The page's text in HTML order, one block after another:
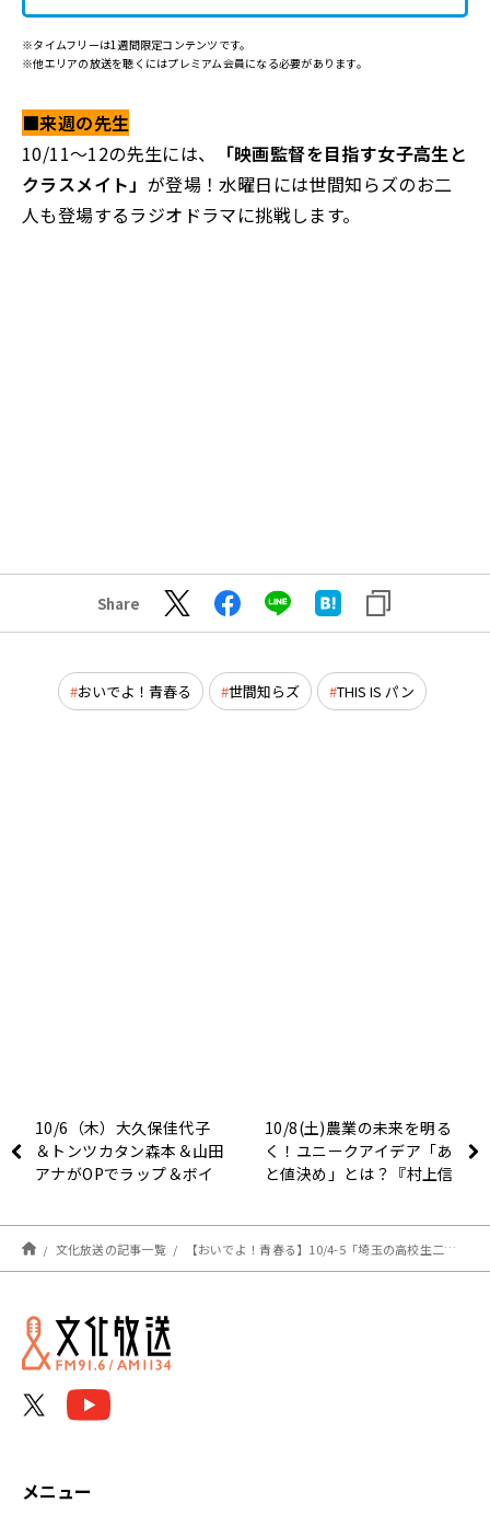
※タイムフリーは1週間限定コンテンツです。
※他エリアの放送を聴くにはプレミアム会員になる必要があります。
■来週の先生
10/11～12の先生には、
「映画監督を目指す女子高生と
クラスメイト」 が登場！水曜日には世間知らズのお二
人も登場するラジオドラマに挑戦します。
Share
おいでよ！青春る 世間知らズ THIS IS パン
10/6（木）大久保佳代子
＆トンツカタン森本＆山田
アナがOPでラップ＆ボイ
10/8(土)農業の未来を明る
く！ユニークアイデア「あ
と値決め」とは？『村上信
文化放送の記事一覧 【おいでよ！青春る】10/4-5「埼玉の高校生二人組」お笑いから趣味まで！
メニュー